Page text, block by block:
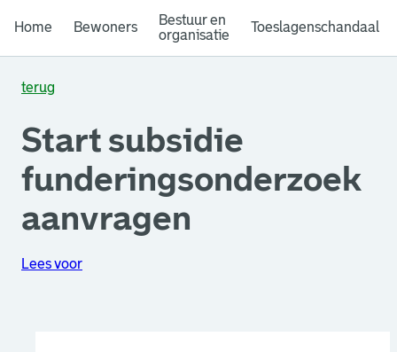
Home Bewoners
Bestuur en
organisatie
Toeslagenschandaal
terug
Start subsidie
funderingsonderzoek
aanvragen
Lees voor